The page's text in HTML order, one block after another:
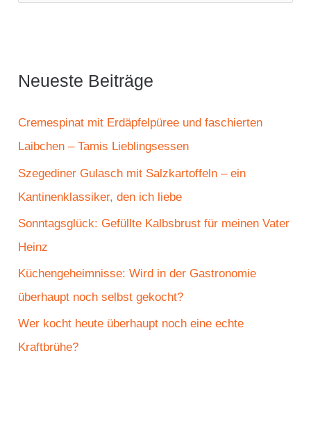
e
n
a
c
h
Neueste Beiträge
Cremespinat mit Erdäpfelpüree und faschierten
Laibchen – Tamis Lieblingsessen
Szegediner Gulasch mit Salzkartoffeln – ein
Kantinenklassiker, den ich liebe
Sonntagsglück: Gefüllte Kalbsbrust für meinen Vater
Heinz
Küchengeheimnisse: Wird in der Gastronomie
überhaupt noch selbst gekocht?
Wer kocht heute überhaupt noch eine echte
Kraftbrühe?